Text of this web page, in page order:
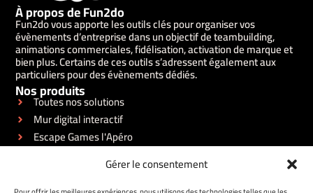
Gérer le consentement
À propos de Fun2do
Fun2do vous apporte les outils clés pour organiser vos
évènements d’entreprise dans un objectif de teambuilding,
animations commerciales, fidélisation, activation de marque et
bien plus. Certains de ces outils s’adressent également aux
particuliers pour des évènements dédiés.
Nos produits
Toutes nos solutions
Mur digital interactif
Escape Games l'Apéro
Photobooth 360°